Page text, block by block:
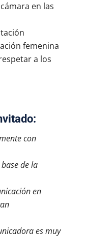
en las
femenina
a los
con
de la
en
es muy